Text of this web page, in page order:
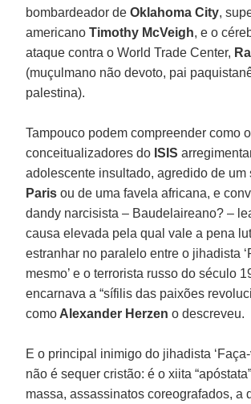
bombardeador deOklahoma City,
americanoTimothy McVeigh, e o
ataque contra o World Trade Center,
(muçulmano não devoto, pai
palestina).
Tampouco podem compreender como
conceitualizadores do ISIS
adolescente insultado, agredido de um
Paris ou de uma favela africana, e
dandy narcisista – Baudelaireano? –
causa elevada pela qual vale a pena
estranhar no paralelo entre o jihadista
mesmo’ e o terrorista russo do século
encarnava a “sífilis das paixões
como Alexander Herzen o descreveu.
E o principal inimigo do jihadista
não é sequer cristão: é o xiita
massa, assassinatos coreografados, a